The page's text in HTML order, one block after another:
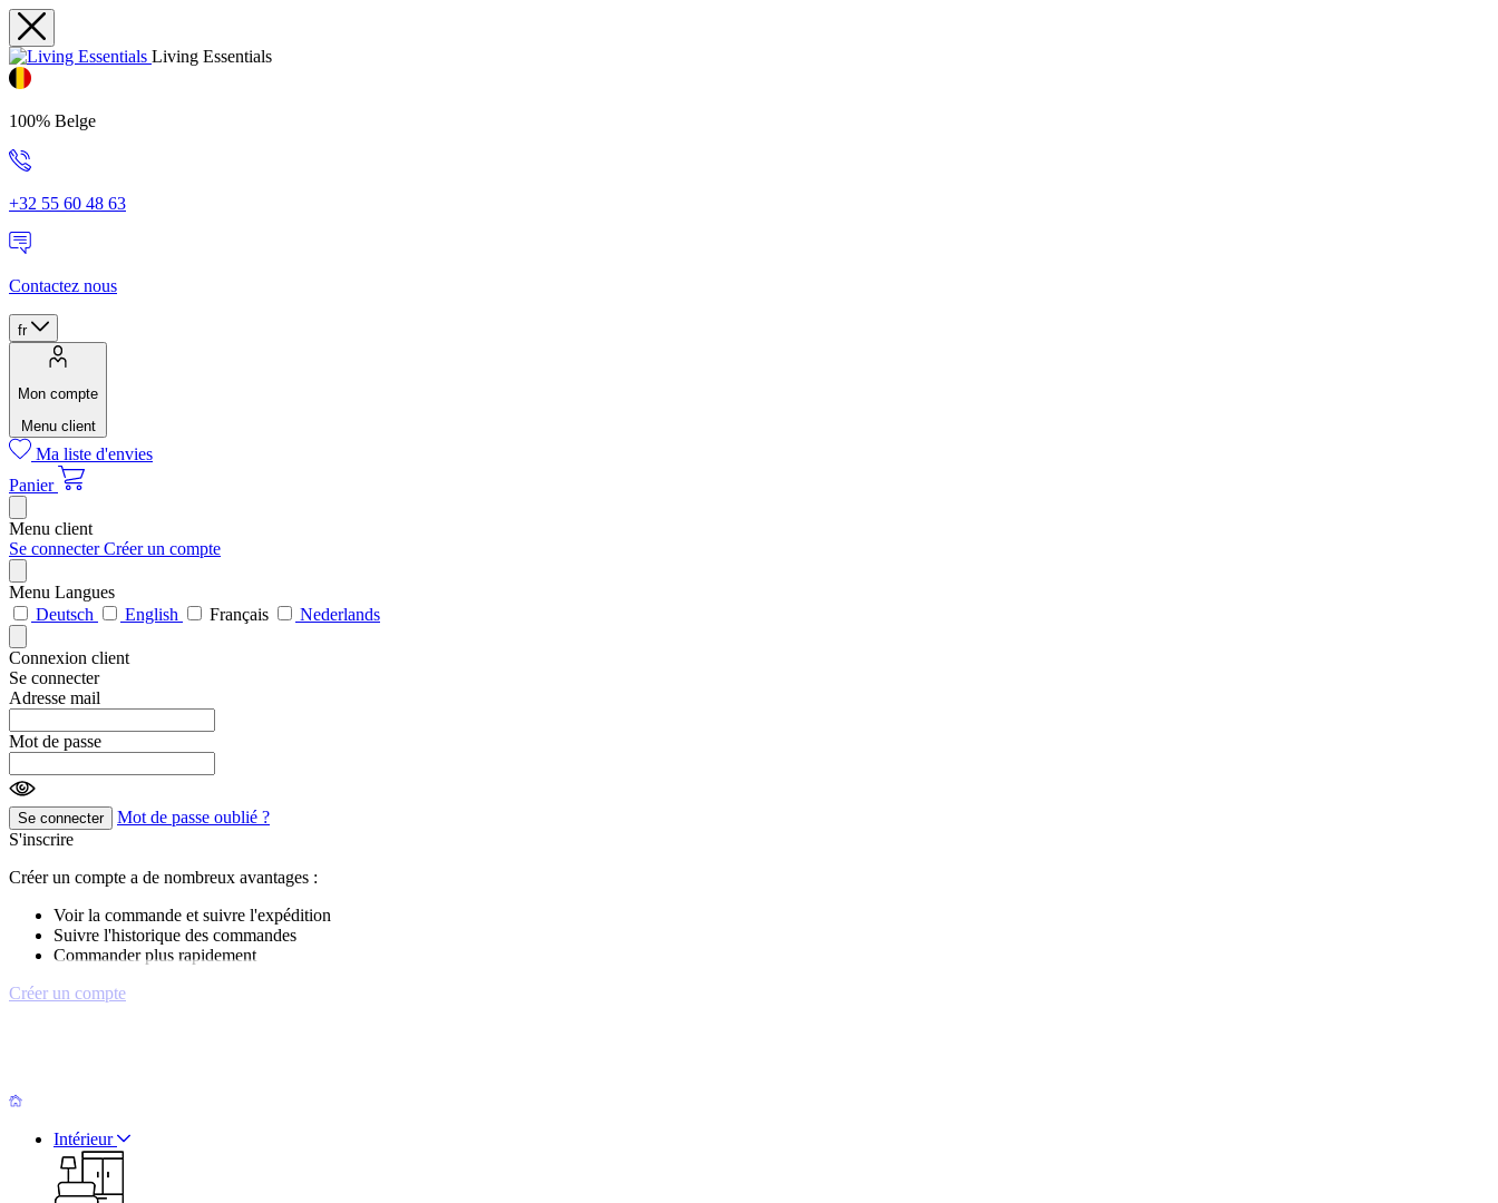
Living Essentials
100% Belge
+32 55 60 48 63
Contactez nous
fr
Mon compte
Menu client
Ma liste d'envies
Panier
Menu client
Se connecterCréer un compte
Menu Langues
Deutsch
English Français Nederlands
Connexion client
Se connecter
Adresse mail
Mot de passe
Se connecter
Mot de passe oublié ?
S'inscrire
Créer un compte a de nombreux avantages :
Voir la commande et suivre l'expédition
Suivre l'historique des commandes
Commander plus rapidement
Créer un compte
Intérieur